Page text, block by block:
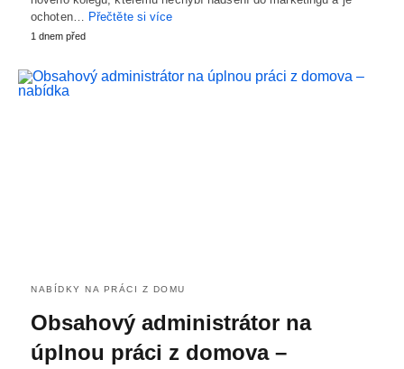
ochoten… Přečtěte si více
1 dnem před
NABÍDKY NA PRÁCI Z DOMU
Obsahový administrátor na
úplnou práci z domova –